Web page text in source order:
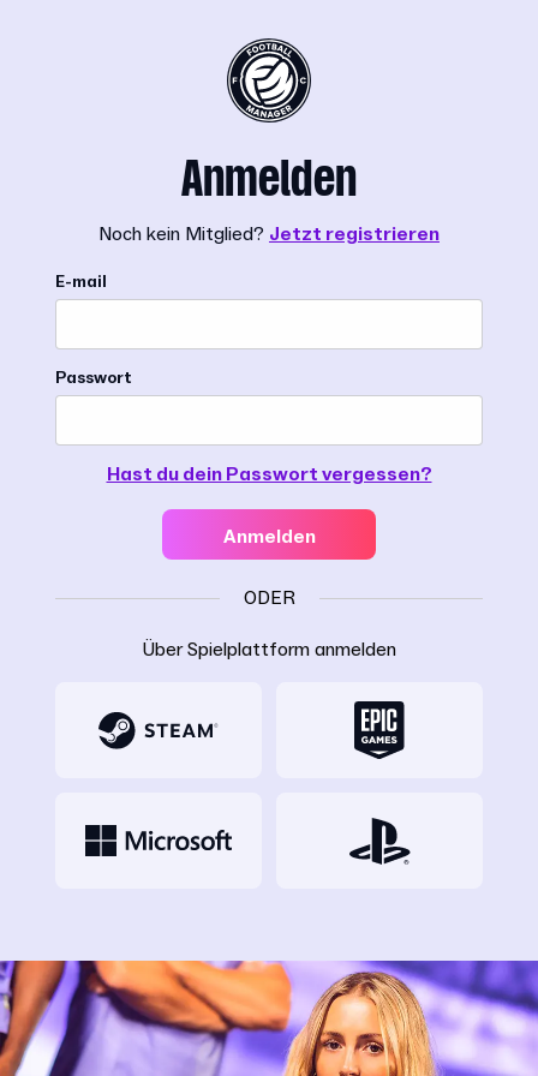
Anmelden
Noch kein Mitglied? Jetzt registrieren
E-mail
Passwort
Hast du dein Passwort vergessen?
Anmelden
ODER
Über Spielplattform anmelden